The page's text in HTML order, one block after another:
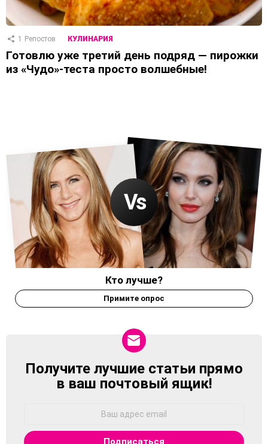
1 Репостов КУЛИНАРИЯ
Готовлю уже третий день подряд — пирожки
из «Чудо»-теста просто волшебные!
Кто лучше?
Примите опрос
NEWSLETTER
Получите лучшие статьи прямо
в ваш почтовый ящик!